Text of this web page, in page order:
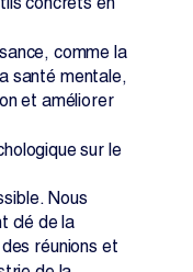
comme la
santé mentale,
et améliorer
sur le
Nous
clé de la
réunions et